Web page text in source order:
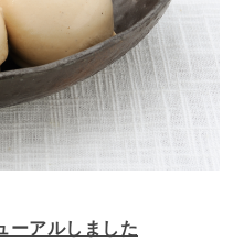
ーアルしました